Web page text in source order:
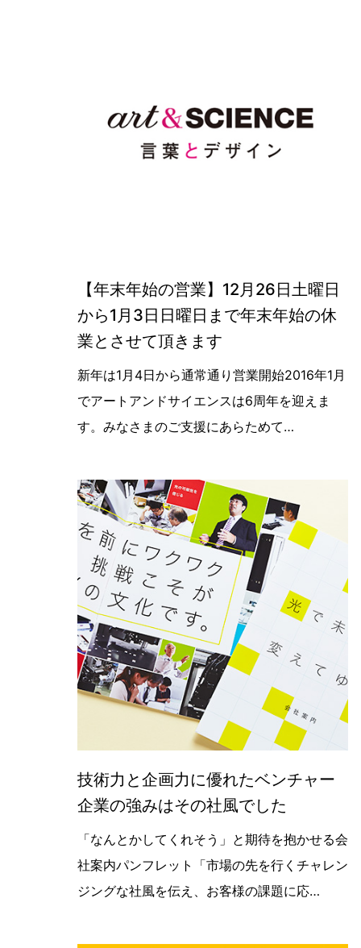
【年末年始の営業】12月26日土曜日
から1月3日日曜日まで年末年始の休
業とさせて頂きます
【年末年始の営業】12月26日土曜日
新年は1月4日から通常通り営業開始2016年1月
でアートアンドサイエンスは6周年を迎えま
す。みなさまのご支援にあらためて…
技術力と企画力に優れたベンチャー
企業の強みはその社風でした
革新的なLED製品を生み出すベンチ
「なんとかしてくれそう」と期待を抱かせる会
社案内パンフレット「市場の先を行くチャレン
ジングな社風を伝え、お客様の課題に応…